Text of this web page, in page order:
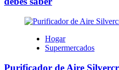
Hogar
Supermercados
Purificador de Aire